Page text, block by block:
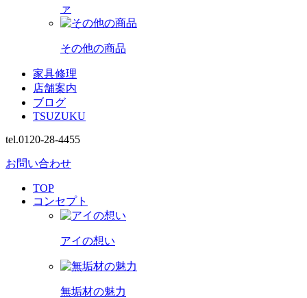
ァ
その他の商品
家具修理
店舗案内
ブログ
TSUZUKU
tel.0120-28-4455
お問い合わせ
TOP
コンセプト
アイの想い
無垢材の魅力